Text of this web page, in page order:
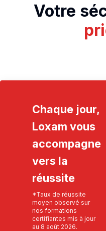
Votre
Chaque jour,
Loxam vous
accompagne
vers la
réussite
*Taux de réussite
moyen observé sur
nos formations
certifiantes mis à jour
au 8 août 2026.